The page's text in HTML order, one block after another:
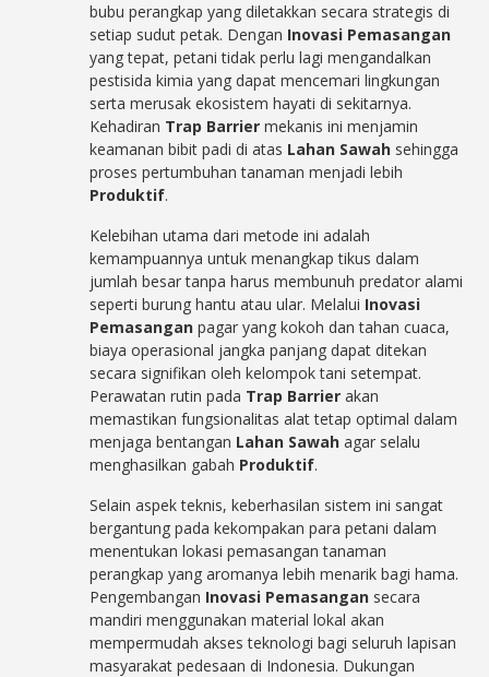
bubu perangkap yang diletakkan secara strategis di
setiap sudut petak. Dengan Inovasi Pemasangan
yang tepat, petani tidak perlu lagi mengandalkan
pestisida kimia yang dapat mencemari lingkungan
serta merusak ekosistem hayati di sekitarnya.
Kehadiran Trap Barrier mekanis ini menjamin
keamanan bibit padi di atas Lahan Sawah sehingga
proses pertumbuhan tanaman menjadi lebih
Produktif.
Kelebihan utama dari metode ini adalah
kemampuannya untuk menangkap tikus dalam
jumlah besar tanpa harus membunuh predator alami
seperti burung hantu atau ular. Melalui Inovasi
Pemasangan pagar yang kokoh dan tahan cuaca,
biaya operasional jangka panjang dapat ditekan
secara signifikan oleh kelompok tani setempat.
Perawatan rutin pada Trap Barrier akan
memastikan fungsionalitas alat tetap optimal dalam
menjaga bentangan Lahan Sawah agar selalu
menghasilkan gabah Produktif.
Selain aspek teknis, keberhasilan sistem ini sangat
bergantung pada kekompakan para petani dalam
menentukan lokasi pemasangan tanaman
perangkap yang aromanya lebih menarik bagi hama.
Pengembangan Inovasi Pemasangan secara
mandiri menggunakan material lokal akan
mempermudah akses teknologi bagi seluruh lapisan
masyarakat pedesaan di Indonesia. Dukungan